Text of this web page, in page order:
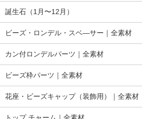
誕生石（1月〜12月）
ビーズ・ロンデル・スベ―サー｜全素材
カン付ロンデルパーツ｜全素材
ビーズ枠パーツ｜全素材
花座・ビーズキャップ（装飾用）｜全素材
トップ チャーム｜全素材